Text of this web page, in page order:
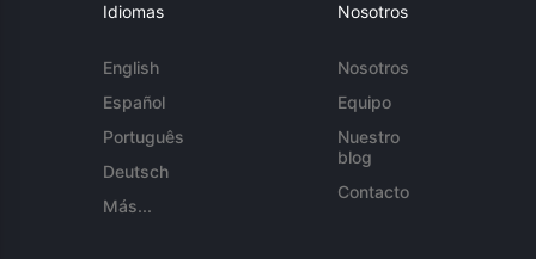
Idiomas
English
Español
Português
Deutsch
Más...
Nosotros
Nosotros
Equipo
Nuestro
blog
Contacto